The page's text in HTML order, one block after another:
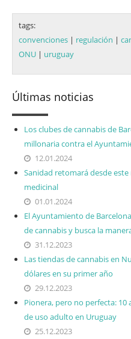
tags:
convenciones | regulación |
ONU | uruguay
Últimas noticias
Los clubes de cannabis de
millonaria contra el
12.01.2024
Sanidad retomará desde
medicinal
01.01.2024
El Ayuntamiento de
de cannabis y busca la
31.12.2023
Las tiendas de cannabis en
dólares en su primer año
29.12.2023
Pionera, pero no perfecta: 10
de uso adulto en Uruguay
25.12.2023